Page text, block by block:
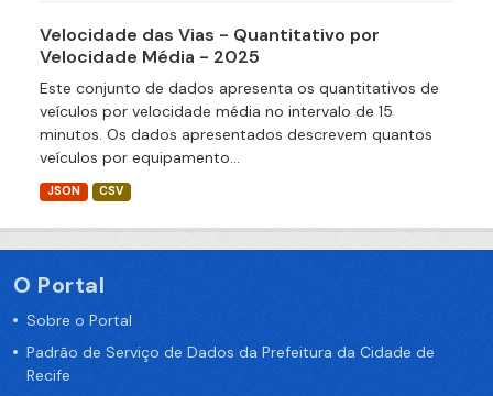
Velocidade das Vias - Quantitativo por
Velocidade Média - 2025
Este conjunto de dados apresenta os quantitativos de
veículos por velocidade média no intervalo de 15
minutos. Os dados apresentados descrevem quantos
veículos por equipamento...
JSON CSV
O Portal
Sobre o Portal
Padrão de Serviço de Dados da Prefeitura da Cidade de
Recife